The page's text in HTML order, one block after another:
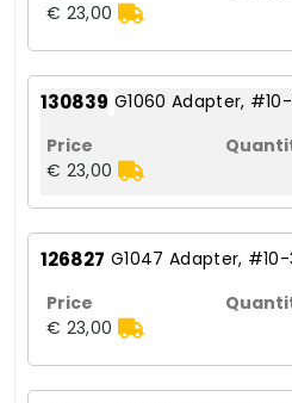
€ 23,00
130839 G1060 Adapter,
€ 23,00
126827 G1047 Adapter,
€ 23,00